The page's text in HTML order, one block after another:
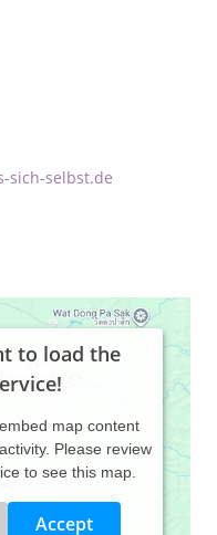
sich-selbst.de
to load the
map content
Please review
to see this map.
Accept